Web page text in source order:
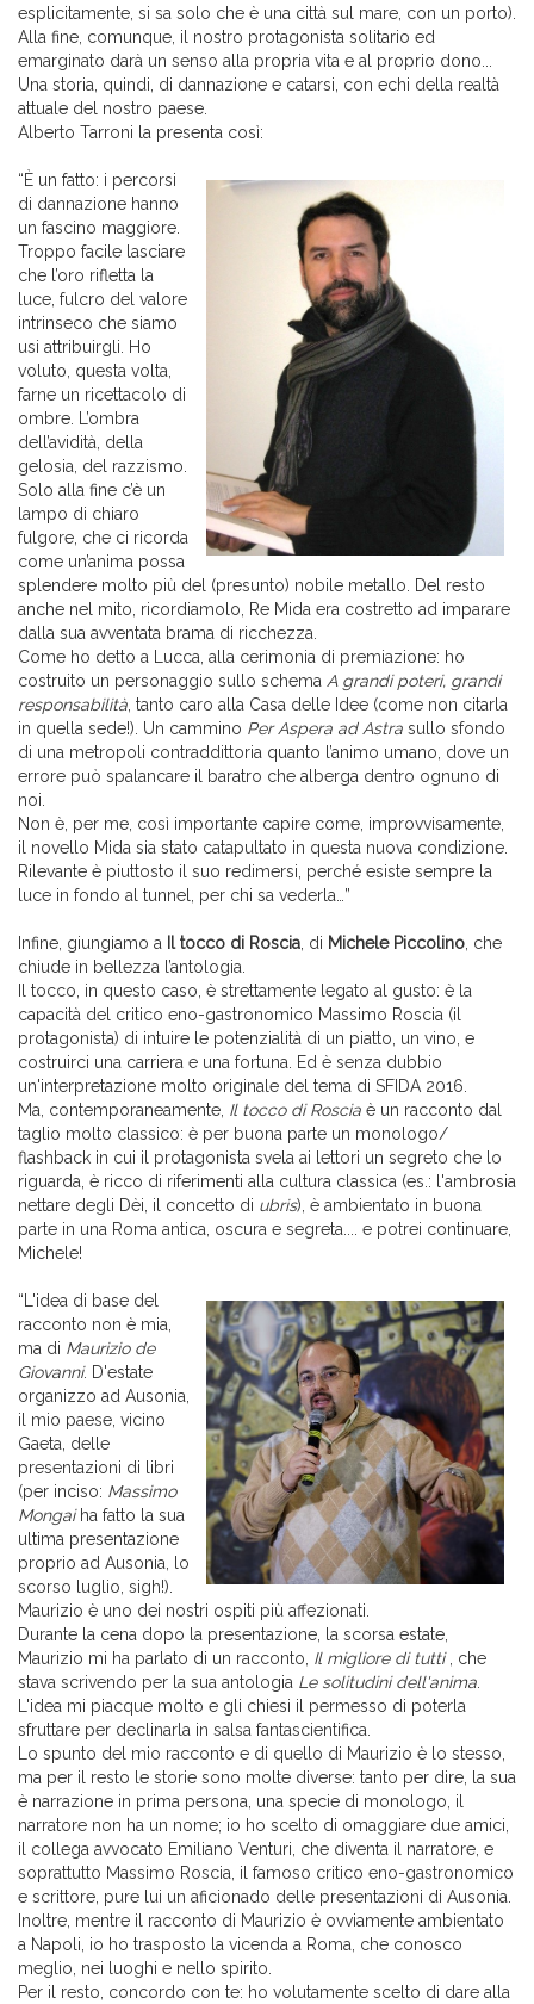
esplicitamente, si sa solo che è una città sul mare, con un porto).
Alla fine, comunque, il nostro protagonista solitario ed
emarginato darà un senso alla propria vita e al proprio dono...
Una storia, quindi, di dannazione e catarsi, con echi della realtà
attuale del nostro paese.
Alberto Tarroni la presenta così:
“È un fatto: i percorsi
di dannazione hanno
un fascino maggiore.
Troppo facile lasciare
che l’oro rifletta la
luce, fulcro del valore
intrinseco che siamo
usi attribuirgli. Ho
voluto, questa volta,
farne un ricettacolo di
ombre. L’ombra
dell’avidità, della
gelosia, del razzismo.
Solo alla fine c’è un
lampo di chiaro
fulgore, che ci ricorda
come un’anima possa
splendere molto più del (presunto) nobile metallo. Del resto
anche nel mito, ricordiamolo, Re Mida era costretto ad imparare
dalla sua avventata brama di ricchezza.
Come ho detto a Lucca, alla cerimonia di premiazione: ho
costruito un personaggio sullo schema A grandi poteri, grandi
responsabilità , tanto caro alla Casa delle Idee (come non citarla
in quella sede!). Un cammino Per Aspera ad Astra sullo sfondo
di una metropoli contraddittoria quanto l’animo umano, dove un
errore può spalancare il baratro che alberga dentro ognuno di
noi.
Non è, per me, così importante capire come, improvvisamente,
il novello Mida sia stato catapultato in questa nuova condizione.
Rilevante è piuttosto il suo redimersi, perché esiste sempre la
luce in fondo al tunnel, per chi sa vederla…”
Infine, giungiamo a Il tocco di Roscia , di Michele Piccolino , che
chiude in bellezza l’antologia.
Il tocco, in questo caso, è strettamente legato al gusto: è la
capacità del critico eno-gastronomico Massimo Roscia (il
protagonista) di intuire le potenzialità di un piatto, un vino, e
costruirci una carriera e una fortuna. Ed è senza dubbio
un'interpretazione molto originale del tema di SFIDA 2016.
Ma, contemporaneamente, Il tocco di Roscia è un racconto dal
taglio molto classico: è per buona parte un monologo/
flashback in cui il protagonista svela ai lettori un segreto che lo
riguarda, è ricco di riferimenti alla cultura classica (es.: l'ambrosia
nettare degli Dèi, il concetto di ubris), è ambientato in buona
parte in una Roma antica, oscura e segreta.... e potrei continuare,
Michele!
“L'idea di base del
racconto non è mia,
ma di Maurizio de
Giovanni. D'estate
organizzo ad Ausonia,
il mio paese, vicino
Gaeta, delle
presentazioni di libri
(per inciso: Massimo
Mongaiha fatto la sua
ultima presentazione
proprio ad Ausonia, lo
scorso luglio, sigh!).
Maurizio è uno dei nostri ospiti più affezionati.
Durante la cena dopo la presentazione, la scorsa estate,
Maurizio mi ha parlato di un racconto, Il migliore di tutti, che
stava scrivendo per la sua antologia Le solitudini dell'anima
L'idea mi piacque molto e gli chiesi il permesso di poterla
sfruttare per declinarla in salsa fantascientifica.
Lo spunto del mio racconto e di quello di Maurizio è lo stesso,
ma per il resto le storie sono molte diverse: tanto per dire, la sua
è narrazione in prima persona, una specie di monologo, il
narratore non ha un nome; io ho scelto di omaggiare due amici,
il collega avvocato Emiliano Venturi, che diventa il narratore, e
soprattutto Massimo Roscia, il famoso critico eno-gastronomico
e scrittore, pure lui un aficionado delle presentazioni di Ausonia.
Inoltre, mentre il racconto di Maurizio è ovviamente ambientato
a Napoli, io ho trasposto la vicenda a Roma, che conosco
meglio, nei luoghi e nello spirito.
Per il resto, concordo con te: ho volutamente scelto di dare alla